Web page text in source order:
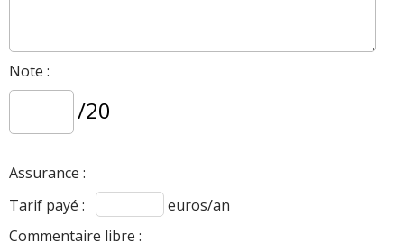
Note :
/20
Assurance :
Tarif payé :
euros/an
Commentaire libre :